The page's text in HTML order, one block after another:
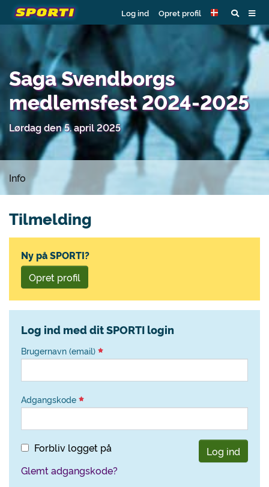
Log ind Opret profil
Saga Svendborgs
medlemsfest 2024-2025
Lørdag den 5. april 2025
Info
Tilmelding
Ny på SPORTI?
Opret profil
Log ind med dit SPORTI login
Brugernavn (email)
Adgangskode
Forbliv logget på
Log ind
Glemt adgangskode?